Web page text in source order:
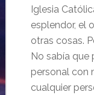
Iglesia
esplendor, el
otras cosas.
No sabía que
personal con
cualquier